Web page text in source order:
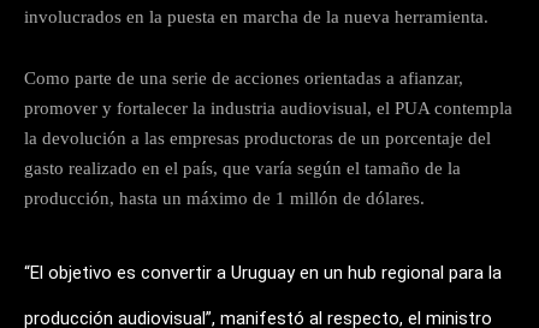
involucrados en la puesta en marcha de la nueva herramienta.
Como parte de una serie de acciones orientadas a afianzar,
promover y fortalecer la industria audiovisual, el PUA contempla
la devolución a las empresas productoras de un porcentaje del
gasto realizado en el país, que varía según el tamaño de la
producción, hasta un máximo de 1 millón de dólares.
“El objetivo es convertir a Uruguay en un hub regional para la
producción audiovisual”, manifestó al respecto, el ministro